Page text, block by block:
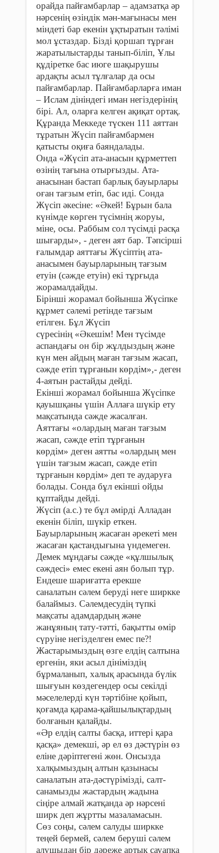
орайда пайғамбарлар – адамзатқа әр
нәрсенің өзіндік мән-мағынасы мен
міндеті бар екенін ұқтыратын тәлімі
мол ұстаздар. Бізді қоршап тұрған
жаратылыстарды танып-біліп, Ұлы
құдіретке бас июге шақырушы
ардақты асыл тұлғалар да осы
пайғамбарлар. Пайғамбарларға иман
– Ислам дініндегі иман негіздерінің
бірі. Ал, оларға келген ақиқат ортақ.
Құранда Меккеде түскен 111 аяттан
тұратын Жүсіп пайғамбармен
қатысты оқиға баяндалады.
Онда «Жүсіп ата-анасын құрметтеп
өзінің тағына отырғызды. Ата-
анасынан бастап барлық бауырлары
оған тағзым етіп, бас иді. Сонда
Жүсіп әкесіне: «Әкей! Бұрын бала
күнімде көрген түсімнің жоруы,
міне, осы. Раббым сол түсімді расқа
шығарды», - деген аят бар. Тәпсірші
ғалымдар аяттағы Жүсіптің ата-
анасымен бауыр­ларының тағзым
етуін (сәжде етуін) екі тұрғыда
жорамалдайды.
Бірінші жорамал бойынша Жүсіпке
құрмет сәлемі ретінде тағзым
етілген. Бұл Жүсіп
сүресінің «Әкешім! Мен түсімде
аспандағы он бір жұлдыздың және
күн мен айдың маған тағзым жасап,
сәжде етіп тұрғанын көрдім»,- деген
4-аятын растайды дейді.
Екінші жорамал бойынша Жүсіпке
қауышқаны үшін Аллаға шүкір ету
мақсатында сәжде жасалған.
Аяттағы «олардың маған тағзым
жасап, сәжде етіп тұрғанын
көрдім» деген аятты «олардың мен
үшін тағзым жасап, сәжде етіп
тұрғанын көрдім» деп те аударуға
болады. Сонда бұл екінші ойды
құптайды дейді.
Жүсіп (а.с.) те бұл әмірді Алладан
екенін біліп, шүкір еткен.
Бауырларының жаса­ған әрекеті мен
жасаған қастан­дығына үндемеген.
Демек мұн­дағы сәжде «құлшылық
сәждесі» емес екені аян болып тұр.
Ендеше шариғатта ерекше
саналатын сәлем беруді неге ширкке
балаймыз. Сәлемдесудің түпкі
мақсаты адамдардың және
жанұяның тату-тәтті, бақытты өмір
сүруіне негізделген емес пе?!
Жастарымыздың өзге елдің салтына
ергенін, яки асыл дініміздің
бұрмаланып, халық арасында бүлік
шығуын көздегендер осы секілді
мәселелерді күн тәртібіне қойып,
қоғамда қарама-қайшылықтардың
болғанын қалайды.
«Әр елдің салты басқа, иттері қара
қасқа» демекші, әр ел өз дәстүрін өз
еліне дәріптегені жөн. Онсызда
халқымыздың алтын қазынасы
саналатын ата-дәстүрімізді, салт-
санамызды жастардың жадына
сіңіре алмай жатқанда әр нәрсені
ширк деп жұртты мазаламасын.
Сөз соңы, сәлем салуды ширкке
теңей бермей, сәлем беруші сәлем
алушыдан бір дәреже артық сауапқа